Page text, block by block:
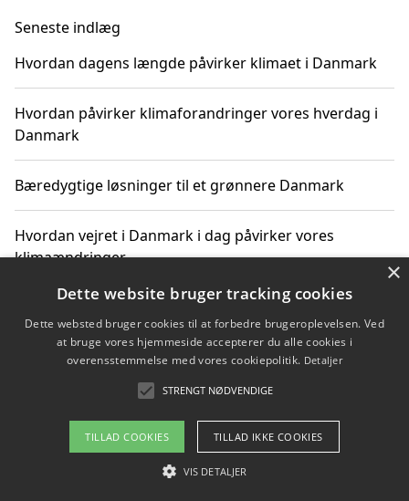
Seneste indlæg
Hvordan dagens længde påvirker klimaet i Danmark
Hvordan påvirker klimaforandringer vores hverdag i
Danmark
Bæredygtige løsninger til et grønnere Danmark
Hvordan vejret i Danmark i dag påvirker vores
klimaændringer
Hvordan klimaændringer påvirker danske unges
gaveønsker
Om / kontakt
Blog Betingelser
×
Dette website bruger tracking cookies
Dette websted bruger cookies til at forbedre brugeroplevelsen. Ved
at bruge vores hjemmeside accepterer du alle cookies i
overensstemmelse med vores cookiepolitik. Detaljer
STRENGT NØDVENDIGE
TILLAD COOKIES TILLAD IKKE COOKIES
VIS DETALJER